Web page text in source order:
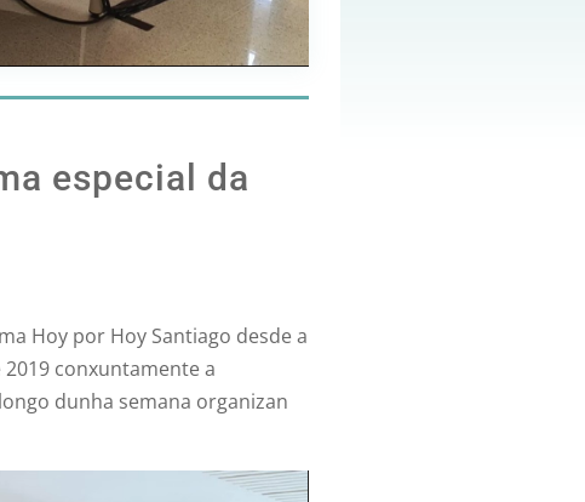
especial da
Hoy por Hoy Santiago desde a
conxuntamente a
dunha semana organizan